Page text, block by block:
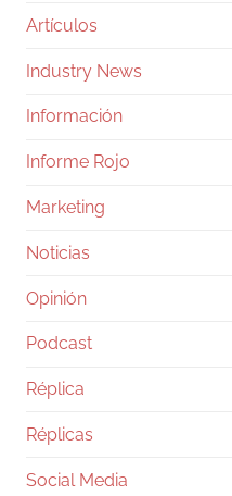
Artículos
Industry News
Información
Informe Rojo
Marketing
Noticias
Opinión
Podcast
Réplica
Réplicas
Social Media